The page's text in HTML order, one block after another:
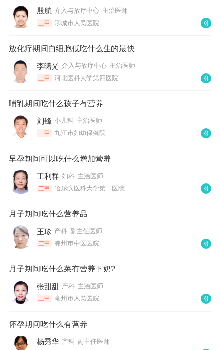
殷航 介入与放疗中心 主治医师
三甲 聊城市人民医院
放化疗期间白细胞低吃什么生的最快
李曙光 介入与放疗中心 主治医师
三甲 河北医科大学第四医院
哺乳期间吃什么孩子有营养
刘锋 小儿科 主治医师
三甲 九江市妇幼保健院
早孕期间可以吃什么增加营养
王利群 妇科 主治医师
三甲 哈尔滨医科大学第一医院
月子期间吃什么营养品
王珍 产科 副主任医师
三甲 滕州市中医医院
月子期间吃什么菜有营养下奶?
张甜甜 产科 主治医师
三甲 亳州市人民医院
怀孕期间吃什么有营养
杨秀华 产科 副主任医师